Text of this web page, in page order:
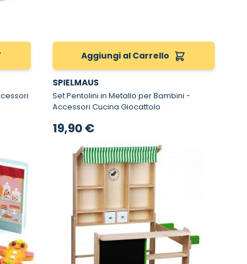
Aggiungi al Carrello
SPIELMAUS
Set Pentolini in Metallo per Bambini -
Accessori Cucina Giocattolo
19,90 €